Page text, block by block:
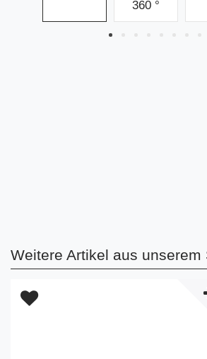
360 °
Weitere Artikel aus unserem